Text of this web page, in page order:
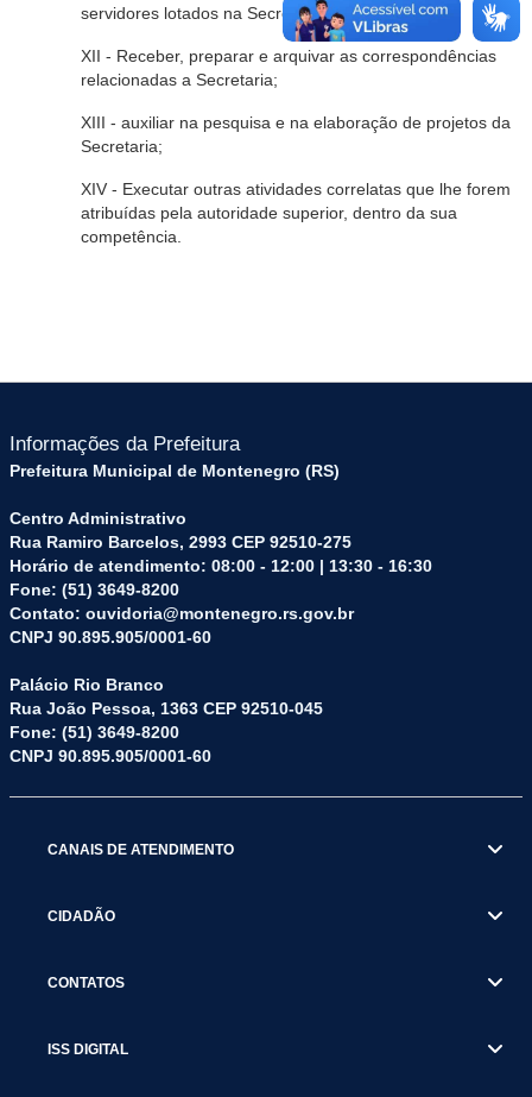
servidores lotados na Secretaria;
XII - Receber, preparar e arquivar as correspondências
relacionadas a Secretaria;
XIII - auxiliar na pesquisa e na elaboração de projetos da
Secretaria;
XIV - Executar outras atividades correlatas que lhe forem
atribuídas pela autoridade superior, dentro da sua
competência.
Informações da Prefeitura
Prefeitura Municipal de Montenegro (RS)
Centro Administrativo
Rua Ramiro Barcelos, 2993 CEP 92510-275
Horário de atendimento: 08:00 - 12:00 | 13:30 - 16:30
Fone: (51) 3649-8200
Contato: ouvidoria@montenegro.rs.gov.br
CNPJ 90.895.905/0001-60
Palácio Rio Branco
Rua João Pessoa, 1363 CEP 92510-045
Fone: (51) 3649-8200
CNPJ 90.895.905/0001-60
CANAIS DE ATENDIMENTO
CIDADÃO
CONTATOS
ISS DIGITAL